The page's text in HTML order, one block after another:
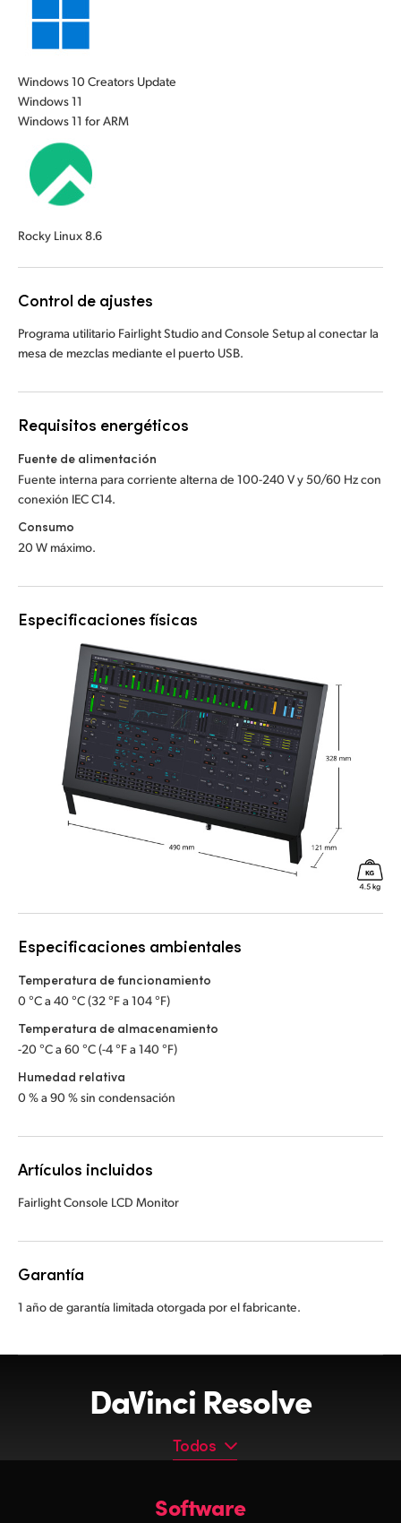
Windows 10 Creators Update
Windows 11
Windows 11 for ARM
Rocky Linux 8.6
Control de ajustes
Programa utilitario Fairlight Studio and Console Setup al conectar la
mesa de mezclas mediante el puerto USB.
Requisitos energéticos
Fuente de alimentación
Fuente interna para corriente alterna de 100-240 V y 50/60 Hz con
conexión IEC C14.
Consumo
20 W máximo.
Especificaciones físicas
Especificaciones ambientales
Temperatura de funcionamiento
0 °C a 40 °C (32 °F a 104 °F)
Temperatura de almacenamiento
-20 °C a 60 °C (-4 °F a 140 °F)
Humedad relativa
0 % a 90 % sin condensación
Artículos incluidos
Fairlight Console LCD Monitor
Garantía
1 año de garantía limitada otorgada por el fabricante.
DaVinci Resolve
Todos
Programa
Software